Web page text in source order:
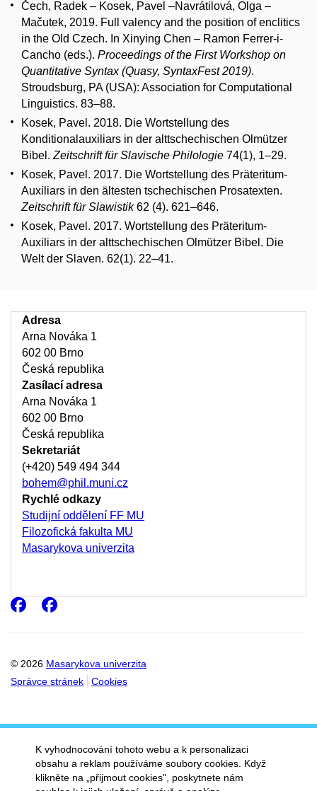
Čech, Radek – Kosek, Pavel –Navrátilová, Olga –
Mačutek, 2019. Full valency and the position of enclitics
in the Old Czech. In Xinying Chen – Ramon Ferrer-i-
Cancho (eds.). Proceedings of the First Workshop on
Quantitative Syntax (Quasy, SyntaxFest 2019).
Stroudsburg, PA (USA): Association for Computational
Linguistics. 83–88.
Kosek, Pavel. 2018. Die Wortstellung des
Konditionalauxiliars in der alttschechischen Olmützer
Bibel. Zeitschrift für Slavische Philologie 74(1), 1–29.
Kosek, Pavel. 2017. Die Wortstellung des Präteritum-
Auxiliars in den ältesten tschechischen Prosatexten.
Zeitschrift für Slawistik62 (4). 621–646.
Kosek, Pavel. 2017. Wortstellung des Präteritum-
Auxiliars in der alttschechischen Olmützer Bibel. Die
Welt der Slaven. 62(1). 22–41.
Adresa
Arna Nováka 1
602 00 Brno
Česká republika
Zasílací adresa
Arna Nováka 1
602 00 Brno
Česká republika
Sekretariát
(+420) 549 494 344
bohem@phil.muni.cz
Rychlé odkazy
Studijní oddělení FF MU
Filozofická fakulta MU
Masarykova univerzita
© 2026 Masarykova univerzita
Správce stránek
Cookies
Facebook
Facebook
K vyhodnocování tohoto webu a k personalizaci
obsahu a reklam používáme soubory cookies. Když
klikněte na „přijmout cookies", poskytnete nám